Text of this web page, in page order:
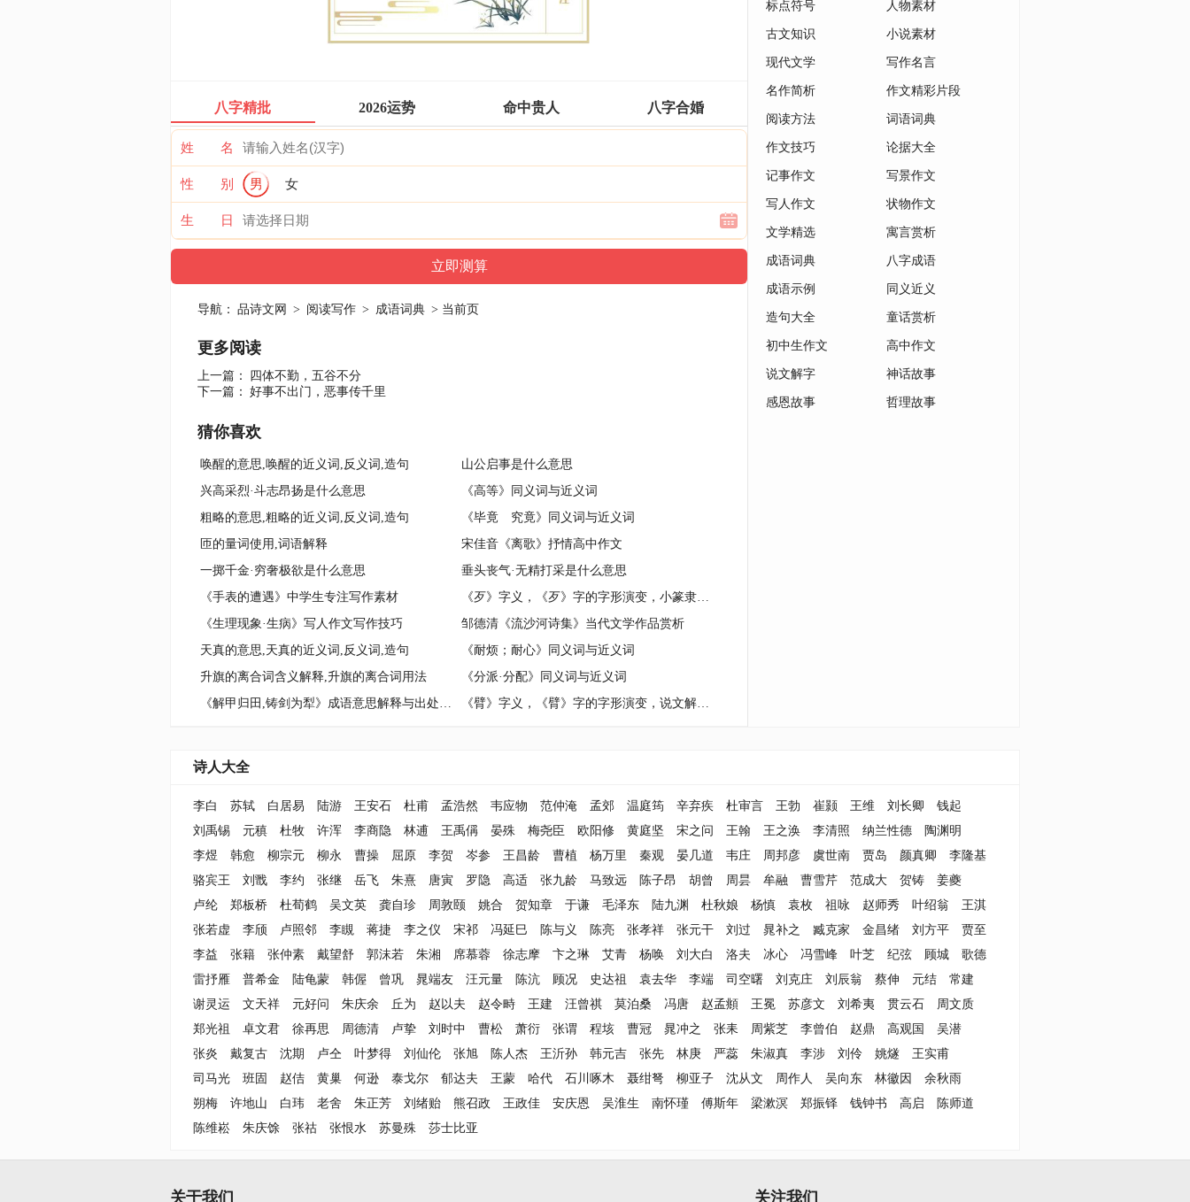
八字精批 2026运势 命中贵人 八字合婚
姓 名
性 别 男 女
生 日
导航： 品诗文网 > 阅读写作 > 成语词典 > 当前页
更多阅读
上一篇：
四体不勤，五谷不分
下一篇： 好事不出门，恶事传千里
猜你喜欢
唤醒的意思,唤醒的近义词,反义词,造句
山公启事是什么意思
兴高采烈·斗志昂扬是什么意思
《高等》同义词与近义词
粗略的意思,粗略的近义词,反义词,造句
《毕竟 究竟》同义词与近义词
匝的量词使用,词语解释
宋佳音《离歌》抒情高中作文
一掷千金·穷奢极欲是什么意思
垂头丧气·无精打采是什么意思
《手表的遭遇》中学生专注写作素材
《歹》字义，《歹》字的字形演变，小篆隶书楷书写法《歹》
《生理现象·生病》写人作文写作技巧
邹德清《流沙河诗集》当代文学作品赏析
天真的意思,天真的近义词,反义词,造句
《耐烦；耐心》同义词与近义词
升旗的离合词含义解释,升旗的离合词用法
《分派·分配》同义词与近义词
《解甲归田,铸剑为犁》成语意思解释与出处|例句
《臂》字义，《臂》字的字形演变，说文解字《臂》
标点符号 人物素材
古文知识 小说素材
现代文学 写作名言
名作简析 作文精彩片段
阅读方法 词语词典
作文技巧 论据大全
记事作文 写景作文
写人作文 状物作文
文学精选 寓言赏析
成语词典 八字成语
成语示例 同义近义
造句大全 童话赏析
初中生作文 高中作文
说文解字 神话故事
感恩故事 哲理故事
诗人大全
李白 苏轼 白居易 陆游 王安石 杜甫 孟浩然 韦应物 范仲淹 孟郊 温庭筠 辛弃疾 杜审言 王勃 崔颢 王维 刘长卿
钱起
刘禹锡
元稹 杜牧 许浑 李商隐 林逋 王禹偁 晏殊 梅尧臣 欧阳修 黄庭坚 宋之问 王翰 王之涣 李清照 纳兰性德
陶渊明
李煜
韩愈 柳宗元 柳永 曹操 屈原 李贺 岑参 王昌龄 曹植 杨万里 秦观 晏几道 韦庄 周邦彦 虞世南 贾岛 颜真卿
李隆基
骆宾王
刘戬 李约 张继 岳飞 朱熹 唐寅 罗隐 高适 张九龄 马致远 陈子昂 胡曾 周昙 牟融 曹雪芹 范成大 贺铸
姜夔
卢纶
郑板桥 杜荀鹤 吴文英 龚自珍 周敦颐 姚合 贺知章 于谦 毛泽东 陆九渊 杜秋娘 杨慎 袁枚 祖咏 赵师秀 叶绍翁
王淇
张若虚
李颀 卢照邻 李瞡 蒋捷 李之仪 宋祁 冯延巳 陈与义 陈亮 张孝祥 张元干 刘过 晁补之 臧克家 金昌绪 刘方平
贾至
李益
张籍 张仲素 戴望舒 郭沫若 朱湘 席慕蓉 徐志摩 卞之琳 艾青 杨唤 刘大白 洛夫 冰心 冯雪峰 叶芝 纪弦 顾城
歌德
雷抒雁
普希金 陆龟蒙 韩偓 曾巩 晁端友 汪元量 陈沆 顾况 史达祖 袁去华 李端 司空曙 刘克庄 刘辰翁 蔡伸 元结
常建
谢灵运
文天祥 元好问 朱庆余 丘为 赵以夫 赵令畤 王建 汪曾祺 莫泊桑 冯唐 赵孟頫 王冕 苏彦文 刘希夷 贯云石
周文质
郑光祖
卓文君 徐再思 周德清 卢挚 刘时中 曹松 萧衍 张谓 程垓 曹冠 晁冲之 张耒 周紫芝 李曾伯 赵鼎 高观国
吴潜
张炎
戴复古 沈期 卢仝 叶梦得 刘仙伦 张旭 陈人杰 王沂孙 韩元吉 张先 林庚 严蕊 朱淑真 李涉 刘伶 姚燧
王实甫
司马光
班固 赵佶 黄巢 何逊 泰戈尔 郁达夫 王蒙 哈代 石川啄木 聂绀弩 柳亚子 沈从文 周作人 吴向东 林徽因
余秋雨
朔梅
许地山 白玮 老舍 朱正芳 刘绪贻 熊召政 王政佳 安庆恩 吴淮生 南怀瑾 傅斯年 梁漱溟 郑振铎 钱钟书 高启
陈师道
陈维崧
朱庆馀 张祜 张恨水 苏曼殊 莎士比亚
关于我们 关注我们